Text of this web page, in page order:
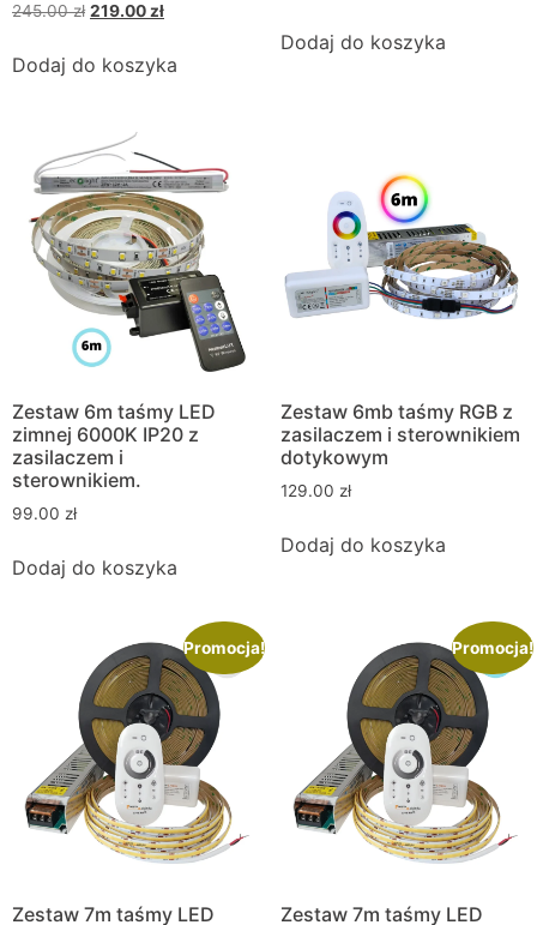
245.00zł 219.00 zł
Dodaj do koszyka
Dodaj do koszyka
Zestaw 6m taśmy LED
zimnej 6000K IP20 z
zasilaczem i
sterownikiem.
99.00 zł
Dodaj do koszyka
Zestaw 6mb taśmy RGB z
zasilaczem i sterownikiem
dotykowym
129.00 zł
Dodaj do koszyka
Promocja!
Zestaw 7m taśmy LED
Promocja!
Zestaw 7m taśmy LED